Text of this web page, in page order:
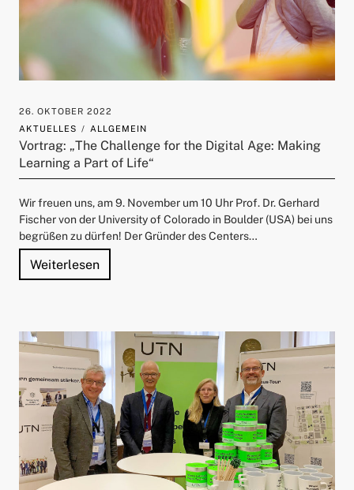
Menü aufklappen
Menü aufklappen
Menü aufklappen
26. OKTOBER 2022
AKTUELLES
ALLGEMEIN
Vortrag: „The Challenge for the Digital Age: Making
Learning a Part of Life“
Wir freuen uns, am 9. November um 10 Uhr Prof. Dr. Gerhard
Fischer von der University of Colorado in Boulder (USA) bei uns
begrüßen zu dürfen! Der Gründer des Centers…
Weiterlesen"Vortrag: „The Challenge for the Digital